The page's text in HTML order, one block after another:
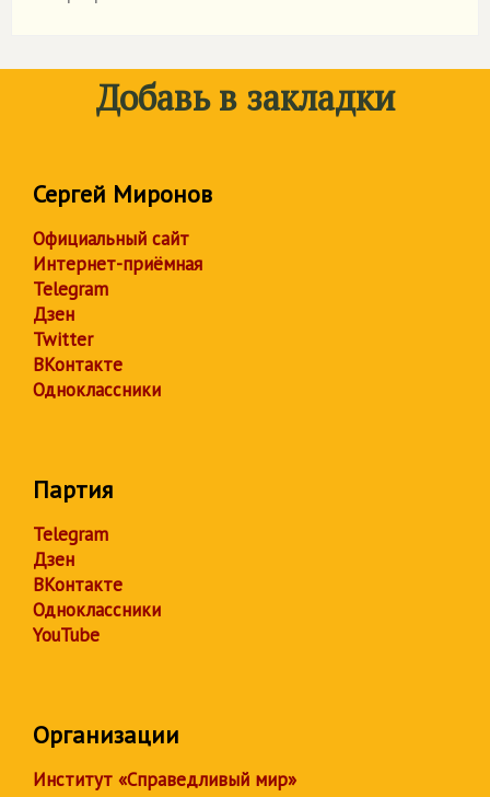
Добавь в закладки
Сергей Миронов
Официальный сайт
Интернет-приёмная
Telegram
Дзен
Twitter
ВКонтакте
Одноклассники
Партия
Telegram
Дзен
ВКонтакте
Одноклассники
YouTube
Организации
Институт «Справедливый мир»